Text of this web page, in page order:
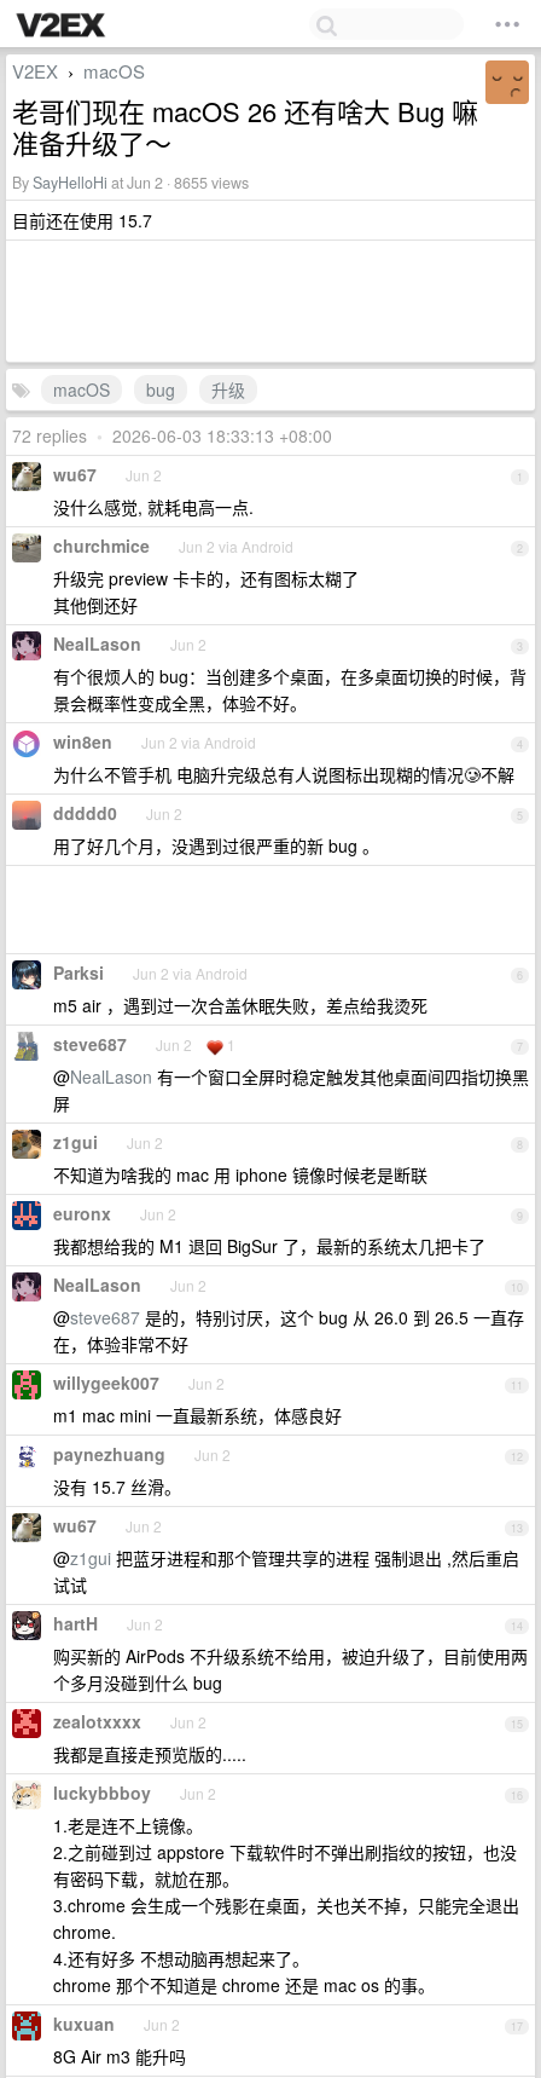
V2EX › macOS
老哥们现在 macOS 26 还有啥大 Bug 嘛
准备升级了～
BySayHelloHi at Jun 2 · 8655 views
目前还在使用 15.7
macOS bug
升级
72 replies • 2026-06-03 18:33:13 +08:00
1
wu67 Jun 2
没什么感觉, 就耗电高一点.
2
churchmice Jun 2 via Android
升级完 preview 卡卡的，还有图标太糊了
其他倒还好
3
NealLason Jun 2
有个很烦人的 bug：当创建多个桌面，在多桌面切换的时候，背
景会概率性变成全黑，体验不好。
4
win8en Jun 2 via Android
为什么不管手机 电脑升完级总有人说图标出现糊的情况🥲不解
5
ddddd0 Jun 2
用了好几个月，没遇到过很严重的新 bug 。
6
Parksi Jun 2 via Android
m5 air ，遇到过一次合盖休眠失败，差点给我烫死
7
steve687 Jun 2 1
@NealLason 有一个窗口全屏时稳定触发其他桌面间四指切换黑
屏
8
z1gui Jun 2
不知道为啥我的 mac 用 iphone 镜像时候老是断联
9
euronx Jun 2
我都想给我的 M1 退回 BigSur 了，最新的系统太几把卡了
10
NealLason Jun 2
@steve687 是的，特别讨厌，这个 bug 从 26.0 到 26.5 一直存
在，体验非常不好
11
willygeek007 Jun 2
m1 mac mini 一直最新系统，体感良好
12
paynezhuang Jun 2
没有 15.7 丝滑。
13
wu67 Jun 2
@z1gui 把蓝牙进程和那个管理共享的进程 强制退出 ,然后重启
试试
14
hartH Jun 2
购买新的 AirPods 不升级系统不给用，被迫升级了，目前使用两
个多月没碰到什么 bug
15
zealotxxxx Jun 2
我都是直接走预览版的.....
16
luckybbboy Jun 2
1.老是连不上镜像。
2.之前碰到过 appstore 下载软件时不弹出刷指纹的按钮，也没
有密码下载，就尬在那。
3.chrome 会生成一个残影在桌面，关也关不掉，只能完全退出
chrome.
4.还有好多 不想动脑再想起来了。
chrome 那个不知道是 chrome 还是 mac os 的事。
17
kuxuan Jun 2
8G Air m3 能升吗